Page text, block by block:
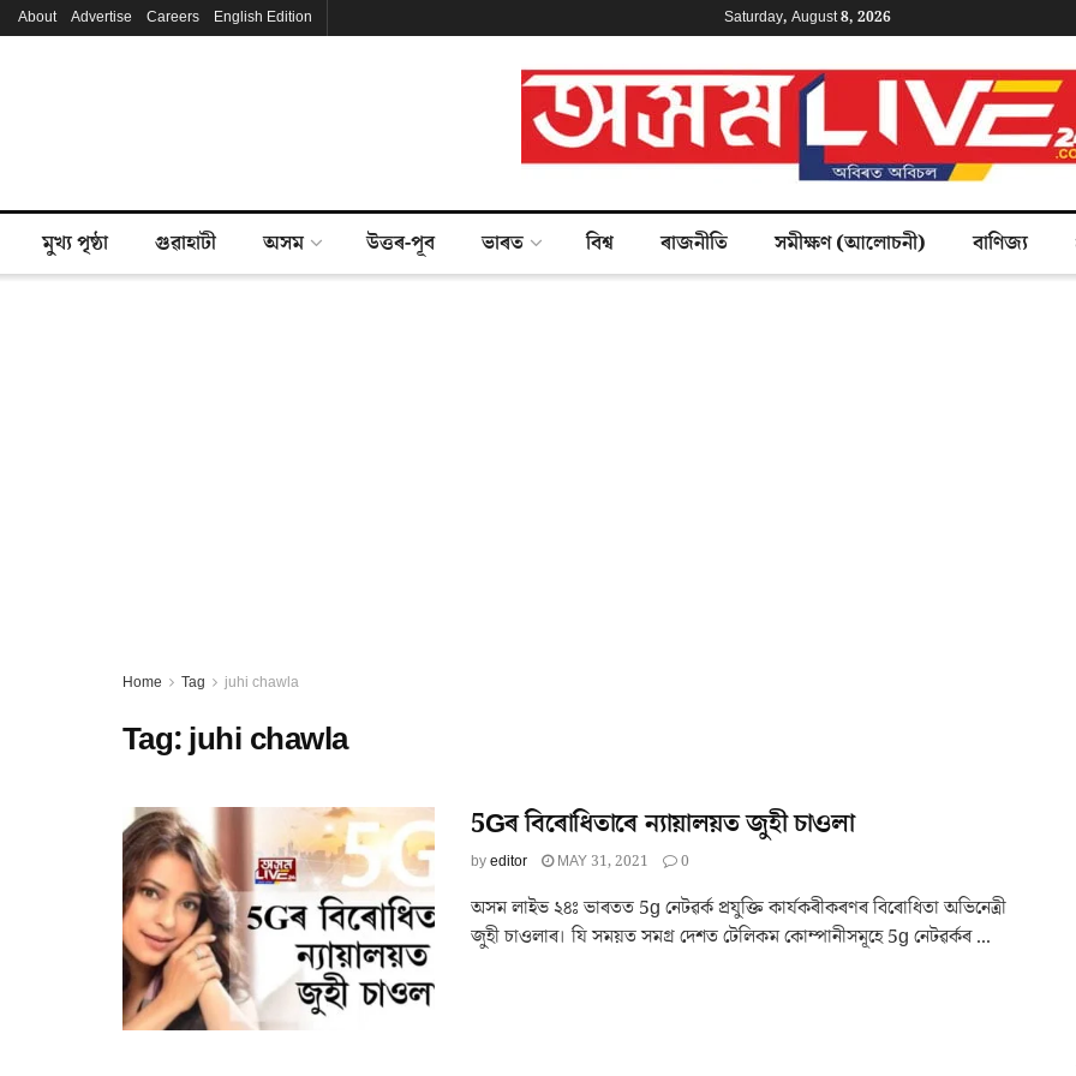
About Advertise Careers English Edition Saturday, August 8, 2026
মুখ্য পৃষ্ঠা গুৱাহাটী অসম উত্তৰ-পূব ভাৰত বিশ্ব ৰাজনীতি সমীক্ষণ (আলোচনী) বাণিজ্য
Home Tag juhi chawla
Tag:juhi chawla
5Gৰ বিৰোধিতাৰে ন্যায়ালয়ত জুহী চাওলা
byeditor MAY 31, 2021 0
অসম লাইভ ২৪ঃ ভাৰতত 5g নেটৱৰ্ক প্ৰযুক্তি কাৰ্যকৰীকৰণৰ বিৰোধিতা অভিনেত্ৰী
জুহী চাওলাৰ। যি সময়ত সমগ্ৰ দেশত টেলিকম কোম্পানীসমূহে 5g নেটৱৰ্কৰ ...